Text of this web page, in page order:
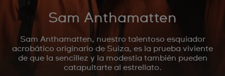
Sam Anthamatten
Sam Anthamatten, nuestro talentoso esquiador
acrobático originario de Suiza, es la prueba viviente
de que la sencillez y la modestia también pueden
catapultarte al estrellato.